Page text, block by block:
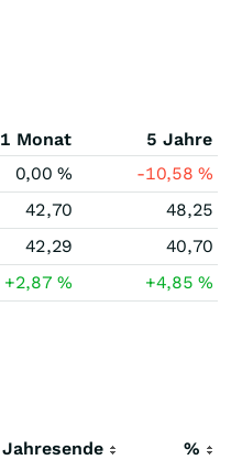
1 Monat
5 Jahre
0,00% -10,58%
42,70
48,25
42,29
40,70
+2,87% +4,85%
Jahresende
%